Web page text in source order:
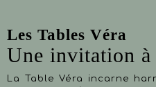
Les Tables Véra
Une invitation
La Table Véra incarne